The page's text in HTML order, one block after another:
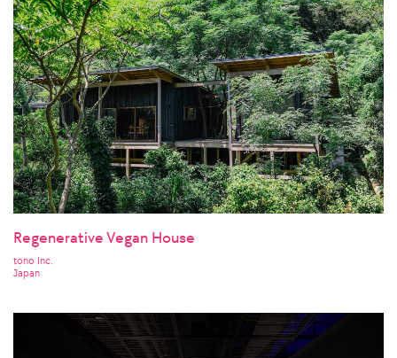
Regenerative Vegan House
tono Inc.
Japan